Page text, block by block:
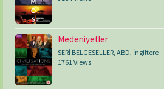
Medeniyetler
SERİ BELGESELLER ABD İngiltere
1761 Views